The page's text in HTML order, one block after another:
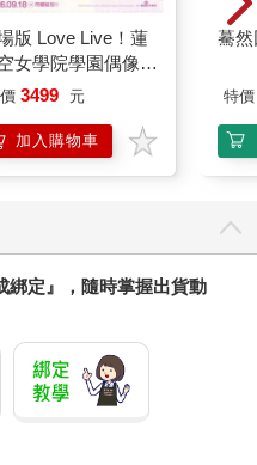
確技高一籌。
Y顯然更佔上風。
善言辭，註定是當不了H，
務員。
」。
是提醒自己要讓客戶開口說
開始步上軌道。
話基本常識」
版 Love Live！蓮
女學院學園偶像俱
Bloom Garden
3499 元
加入購物車
驀
特價
綁定』，隨時掌握出貨動